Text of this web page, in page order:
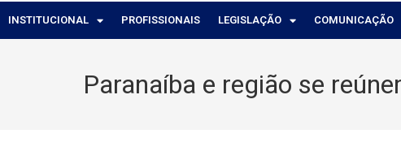
INSTITUCIONAL PROFISSIONAIS LEGISLAÇÃO COMUNICAÇÃO
Paranaíba e região se